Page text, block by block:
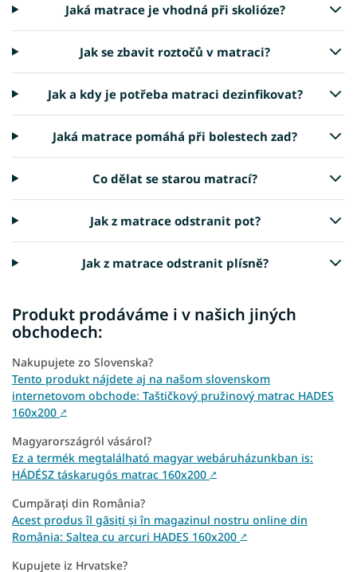
Jaká matrace je vhodná při skolióze?
Jak se zbavit roztočů v matraci?
Jak a kdy je potřeba matraci dezinfikovat?
Jaká matrace pomáhá při bolestech zad?
Co dělat se starou matrací?
Jak z matrace odstranit pot?
Jak z matrace odstranit plísně?
Produkt prodáváme i v našich jiných
obchodech:
Nakupujete zo Slovenska?
Tento produkt nájdete aj na našom slovenskom
internetovom obchode: Taštičkový pružinový matrac HADES
160x200 ↗
Magyarországról vásárol?
Ez a termék megtalálható magyar webáruházunkban is:
HÁDÉSZ táskarugós matrac 160x200 ↗
Cumpărați din România?
Acest produs îl găsiți și în magazinul nostru online din
România: Saltea cu arcuri HADES 160x200 ↗
Kupujete iz Hrvatske?